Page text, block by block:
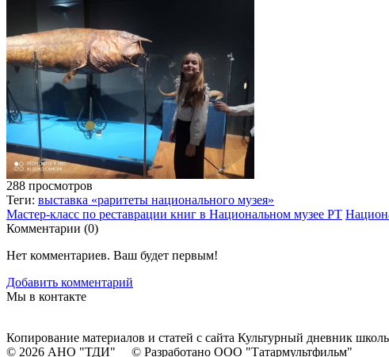
288 просмотров
Теги: выставка «раритеты национального музея»
Мастер-класс по реставрации книг в Национальном музее РТ
Комментарии (0)
Нет комментариев. Ваш будет первым!
Добавить комментарий
Мы в контакте
Копирование материалов и статей с сайта Культурный дневник
© 2026 АНО "ТДИ" © Разработано ООО "Татармультфильм"